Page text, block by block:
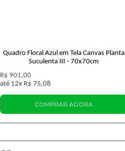
Quadro Floral Azul em Tela Canvas Planta
Suculenta III - 70x70cm
R$ 901,00
12x R$ 75,08
COMPRAR AGORA